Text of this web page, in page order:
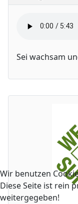
Sei wachsam
Wir benutzen
Diese Seite ist rein
weitergegeben!